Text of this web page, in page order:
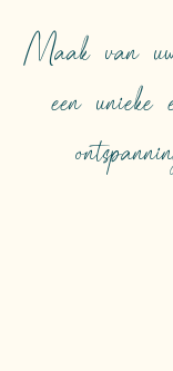
Maak van
een unieke